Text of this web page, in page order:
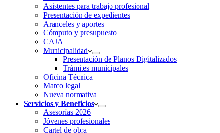
Asistentes para trabajo profesional
Presentación de expedientes
Aranceles y aportes
Cómputo y presupuesto
CAJA
Municipalidad
Presentación de Planos Digitalizados
Trámites municipales
Oficina Técnica
Marco legal
Nueva normativa
Servicios y Beneficios
Asesorías 2026
Jóvenes profesionales
Cartel de obra